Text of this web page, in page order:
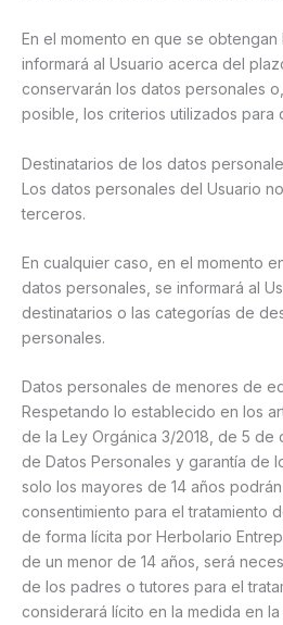
En el momento en que se
informará al Usuario acerca del
conservarán los datos personales
posible, los criterios utilizados para
Destinatarios de los datos
Los datos personales del Usuario
terceros.
En cualquier caso, en el momento
datos personales, se informará al
destinatarios o las categorías de
personales.
Datos personales de menores de
Respetando lo establecido en los
de la Ley Orgánica 3/2018, de 5
de Datos Personales y garantía de
solo los mayores de 14 años
consentimiento para el tratamiento
de forma lícita por Herbolario
de un menor de 14 años, será
de los padres o tutores para el
considerará lícito en la medida en